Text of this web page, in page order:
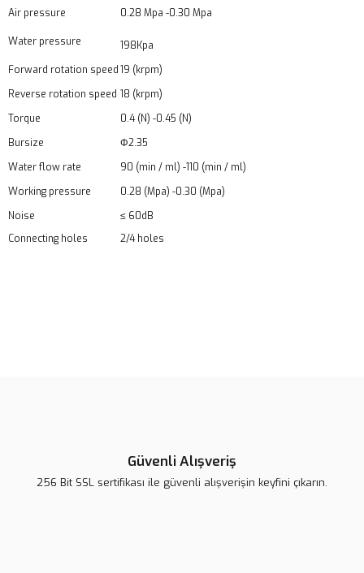
Air pressure
0.28 Mpa -0.30 Mpa
Water pressure
198Kpa
Forward rotation speed 19 (krpm)
Reverse rotation speed 18 (krpm)
Torque
0.4 (N) -0.45 (N)
Bursize
Φ2.35
Water flow rate
90 (min / ml) -110 (min / ml)
Working pressure
0.28 (Mpa) -0.30 (Mpa)
Noise
Connecting holes
≤ 60dB
2/4 holes
Güvenli Alışveriş
256 Bit SSL sertifikası ile güvenli alışverişin keyfini çıkarın.